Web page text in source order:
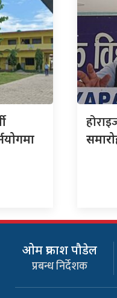
ओम प्रकाश पौडेल
प्रबन्ध निर्देशक